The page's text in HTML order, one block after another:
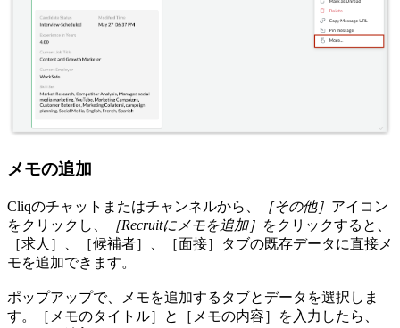
メモの追加
Cliqのチャットまたはチャンネルから、 ［その他］ アイコン
をクリックし、
［Recruitにメモを追加］ をクリックすると、
［求人］、［候補者］、［面接］タブの既存データに直接メ
モを追加できます。
ポップアップで、メモを追加するタブとデータを選択しま
す。［メモのタイトル］と［メモの内容］を入力したら、